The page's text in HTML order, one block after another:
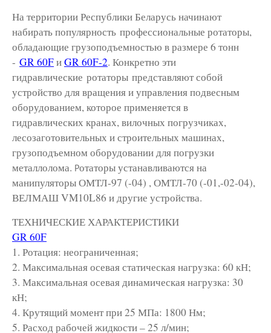
На территории Республики Беларусь начинают
набирать популярность профессиональные ротаторы,
обладающие грузоподъемностью в размере 6 тонн
- GR 60FиGR 60F-2. Конкретно эти
гидравлические ротаторы представляют собой
устройство для вращения и управления подвесным
оборудованием, которое применяется в
гидравлических кранах, вилочных погрузчиках,
лесозаготовительных и строительных машинах,
грузоподъемном оборудовании для погрузки
металлолома. Ротаторы устанавливаются на
манипуляторы ОМТЛ-97 (-04) , ОМТЛ-70 (-01,-02-04),
ВЕЛМАШ VM10L86 и другие устройства.
ТЕХНИЧЕСКИЕ ХАРАКТЕРИСТИКИ
GR 60F
1. Ротация: неограниченная;
2. Максимальная осевая статическая нагрузка: 60 кН;
3. Максимальная осевая динамическая нагрузка: 30
кН;
4. Крутящий момент при 25 МПа: 1800 Нм;
5. Расход рабочей жидкости – 25 л/мин;